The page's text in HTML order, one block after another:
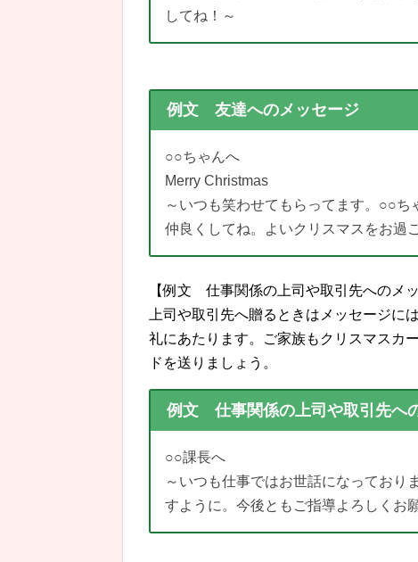
してね！～
例文 友達へのメッセージ
○○ちゃんへ
Merry Christmas
～いつも笑わせてもらってます。○○
仲良くしてね。よいクリスマスをお過
【例文 仕事関係の上司や取引先へのメッ
上司や取引先へ贈るときはメッセージに
礼にあたります。ご家族もクリスマスカ
ドを送りましょう。
例文 仕事関係の上司や取引先へ
○○課長へ
～いつも仕事ではお世話になっており
すように。今後ともご指導よろしくお